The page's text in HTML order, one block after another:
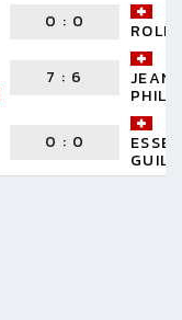
0 : 0
ROLF
7 : 6
JEAN-
0 : 0